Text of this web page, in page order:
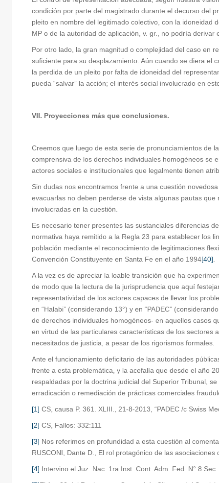
condición por parte del magistrado durante el decurso del
pleito en nombre del legitimado colectivo, con la
MP o de la autoridad de aplicación, v. gr., no podría
Por otro lado, la gran magnitud o complejidad del caso en
suficiente para su desplazamiento. Aún cuando se diera el
la perdida de un pleito por falta de idoneidad del
pueda “salvar” la acción; el interés social involucrado en
VII. Proyecciones más que conclusiones.
Creemos que luego de esta serie de pronunciamientos de
comprensiva de los derechos individuales homogéneos se
actores sociales e institucionales que legalmente tienen
Sin dudas nos encontramos frente a una cuestión
evacuarlas no deben perderse de vista algunas pautas
involucradas en la cuestión.
Es necesario tener presentes las sustanciales diferencias
normativa haya remitido a la Regla 23 para establecer los
población mediante el reconocimiento de legitimaciones
Convención Constituyente en Santa Fe en el año 1994[40]
A la vez es de apreciar la loable transición que ha
de modo que la lectura de la jurisprudencia que aquí
representatividad de los actores capaces de llevar los
en “Halabi” (considerando 13°) y en “PADEC”
de derechos individuales homogéneos- en aquellos casos
en virtud de las particulares características de los sectores
necesitados de justicia, a pesar de los rigorismos formales.
Ante el funcionamiento deficitario de las autoridades
frente a esta problemática, y la acefalía que desde el año
respaldadas por la doctrina judicial del Superior Tribunal,
erradicación o remediación de prácticas comerciales
[1] CS, causa P. 361. XLIII., 21-8-2013, “PADEC /c Swiss
[2] CS, Fallos: 332:111
[3] Nos referimos en profundidad a esta cuestión al
RUSCONI, Dante D., El rol protagónico de las
[4] Intervino el Juz. Nac. 1ra Inst. Cont. Adm. Fed. N° 8